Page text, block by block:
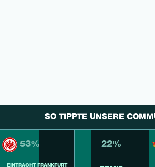
SO TIPPTE UNSERE
53%
EINTRACHT FRANKFURT
22%